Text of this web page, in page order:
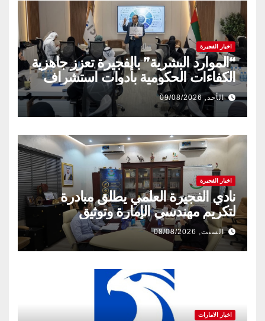
اخبار الفجيرة
“الموارد البشرية” بالفجيرة تعزز جاهزية
الكفاءات الحكومية بأدوات استشراف
المستقبل
الأحد, 09/08/2026
اخبار الفجيرة
نادي الفجيرة العلمي يطلق مبادرة
لتكريم مهندسي الإمارة وتوثيق
إنجازاتهم المهنية
السبت, 08/08/2026
اخبار الامارات